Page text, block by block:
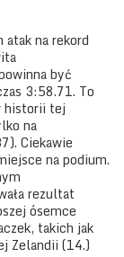
na rekord
być
3:58.71. To
historii tej
na
Ciekawie
na podium.
rezultat
ósemce
takich jak
Zelandii (14.)